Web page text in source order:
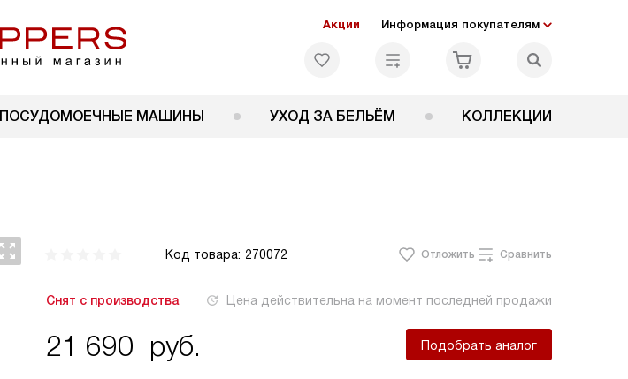
Акции Информация покупателям
ПОСУДОМОЕЧНЫЕ МАШИНЫ УХОД ЗА БЕЛЬЁМ КОЛЛЕКЦИИ
Код товара: 270072 Отложить Сравнить
Снят с производства Цена действительна на момент последней продажи
21 690 руб. Подобрать аналог